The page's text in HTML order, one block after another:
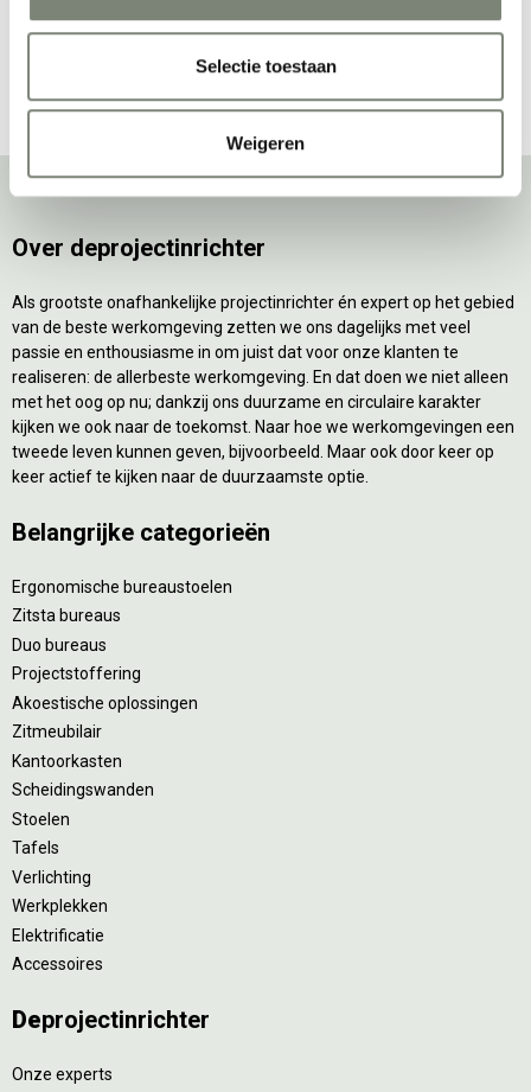
Selectie toestaan
Weigeren
Bekijk alles van Girsberger
Over deprojectinrichter
Als grootste onafhankelijke projectinrichter én expert op het gebied
van de beste werkomgeving zetten we ons dagelijks met veel
passie en enthousiasme in om juist dat voor onze klanten te
realiseren: de allerbeste werkomgeving. En dat doen we niet alleen
met het oog op nu; dankzij ons duurzame en circulaire karakter
kijken we ook naar de toekomst. Naar hoe we werkomgevingen een
tweede leven kunnen geven, bijvoorbeeld. Maar ook door keer op
keer actief te kijken naar de duurzaamste optie.
Belangrijke categorieën
Ergonomische bureaustoelen
Zitsta bureaus
Duo bureaus
Projectstoffering
Akoestische oplossingen
Zitmeubilair
Kantoorkasten
Scheidingswanden
Stoelen
Tafels
Verlichting
Werkplekken
Elektrificatie
Accessoires
Deprojectinrichter
Onze experts